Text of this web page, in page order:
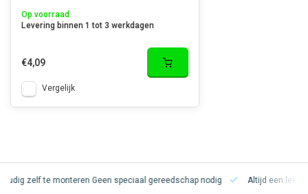
Op voorraad
Levering binnen 1 tot 3 werkdagen
€4,09
Vergelijk
zelf te monteren Geen speciaal gereedschap nodig Altijd een